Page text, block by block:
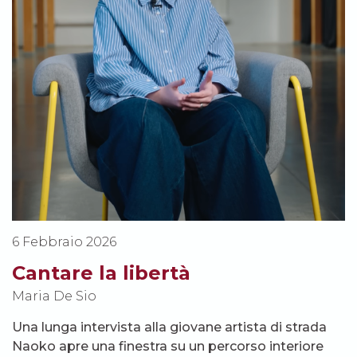
6 Febbraio 2026
Cantare la libertà
Maria De Sio
Una lunga intervista alla giovane artista di strada
Naoko apre una finestra su un percorso interiore